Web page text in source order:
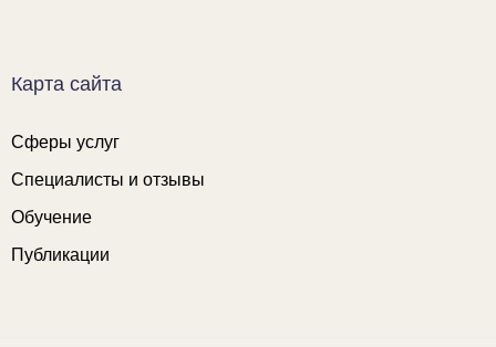
Карта сайта
Сферы услуг
Специалисты и отзывы
Обучение
Публикации